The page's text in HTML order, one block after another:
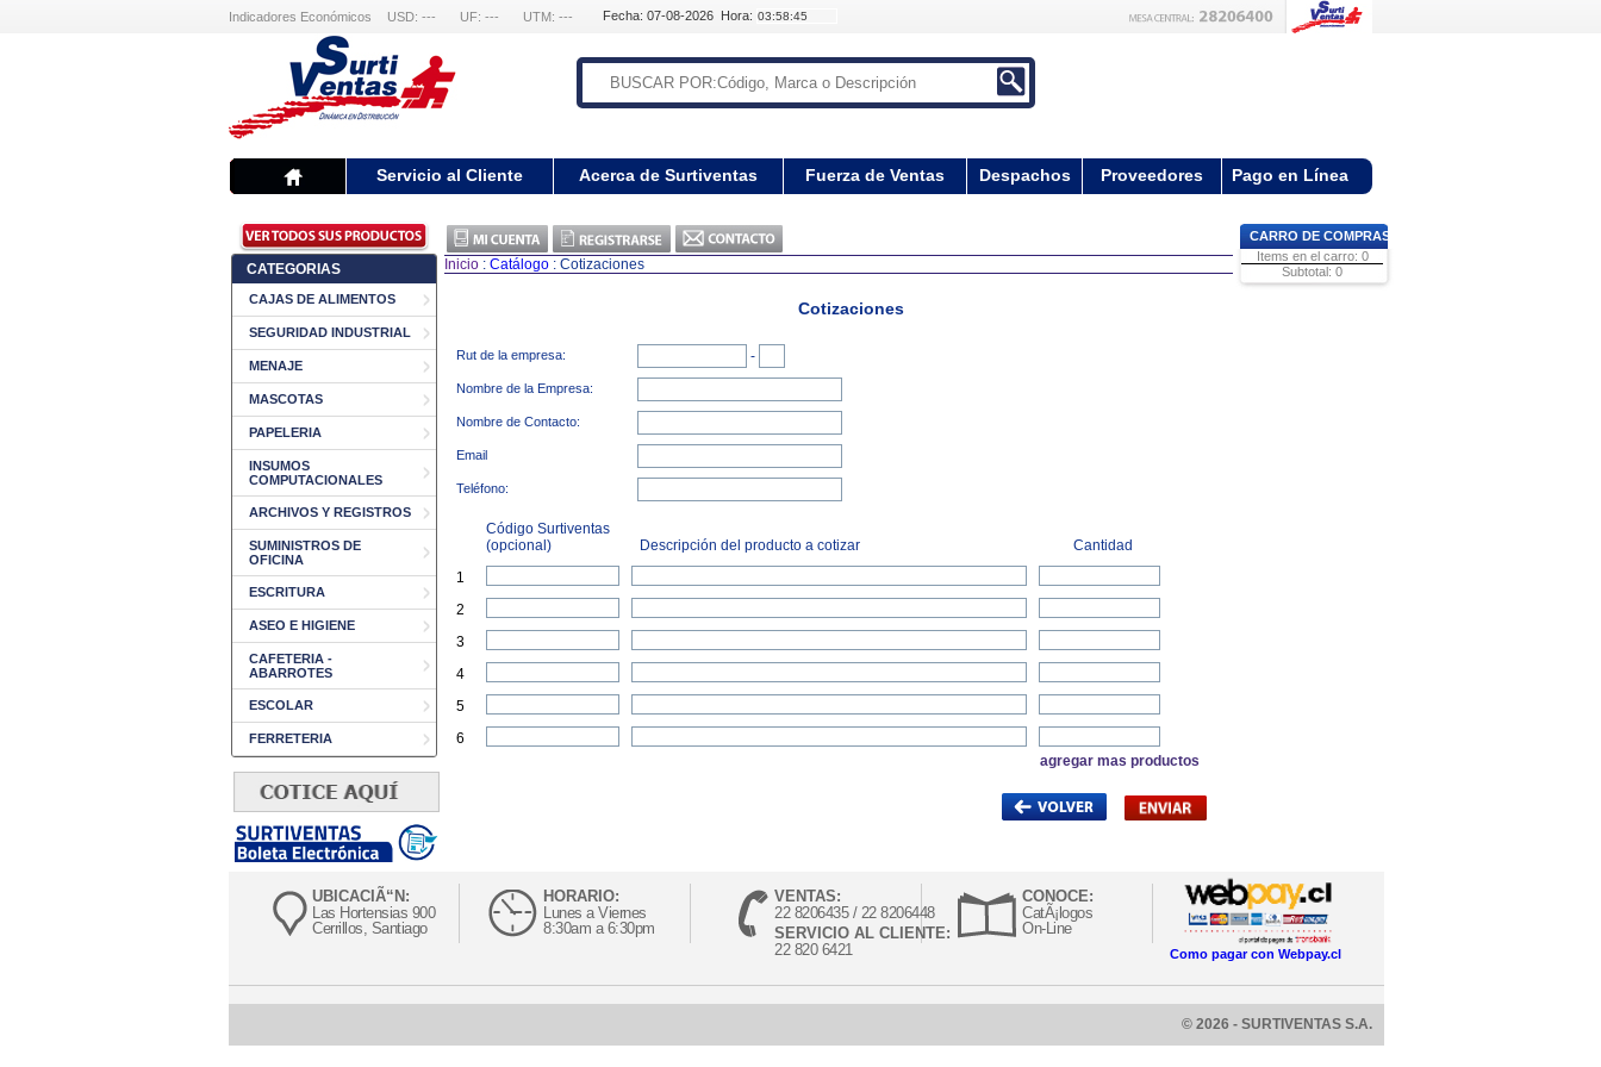
Indicadores Económicos USD: --- UF: --- UTM: --- Fecha: 07-08-2026 Hora:
Servicio al Cliente Acerca de Surtiventas Fuerza de Ventas Despachos Proveedores Pago en Línea
CATEGORIAS
CAJAS DE ALIMENTOS
SEGURIDAD INDUSTRIAL
MENAJE
MASCOTAS
PAPELERIA
INSUMOS
COMPUTACIONALES
ARCHIVOS Y REGISTROS
SUMINISTROS DE
OFICINA
ESCRITURA
ASEO E HIGIENE
CAFETERIA -
ABARROTES
ESCOLAR
FERRETERIA
Inicio : Catálogo : Cotizaciones
Cotizaciones
Rut de la empresa: -
Nombre de la Empresa:
Nombre de Contacto:
Email
Teléfono:
Código Surtiventas
(opcional)
Descripción del producto a cotizar
Cantidad
1
2
3
4
5
6
agregar mas productos
CARRO DE COMPRAS
Items en el carro: 0
Subtotal: 0
UBICACIÃ“N:
Las Hortensias 900
Cerrillos, Santiago
HORARIO:
Lunes a Viernes
8:30am a 6:30pm
VENTAS:
22 8206435 / 22 8206448
SERVICIO AL CLIENTE:
22 820 6421
CONOCE:
CatÃ¡logos
On-Line
Como pagar con Webpay.cl
© 2026 - SURTIVENTAS S.A.